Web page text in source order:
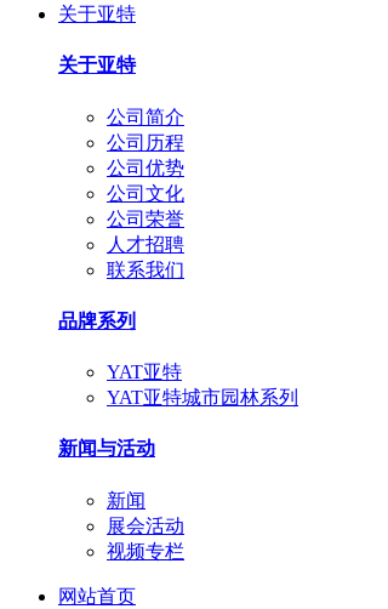
关于亚特
关于亚特
公司简介
公司历程
公司优势
公司文化
公司荣誉
人才招聘
联系我们
品牌系列
YAT亚特
YAT亚特城市园林系列
新闻与活动
新闻
展会活动
视频专栏
网站首页